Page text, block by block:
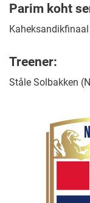
Parim koht
Kaheksandikfinaal
Treener:
Ståle Solbakken